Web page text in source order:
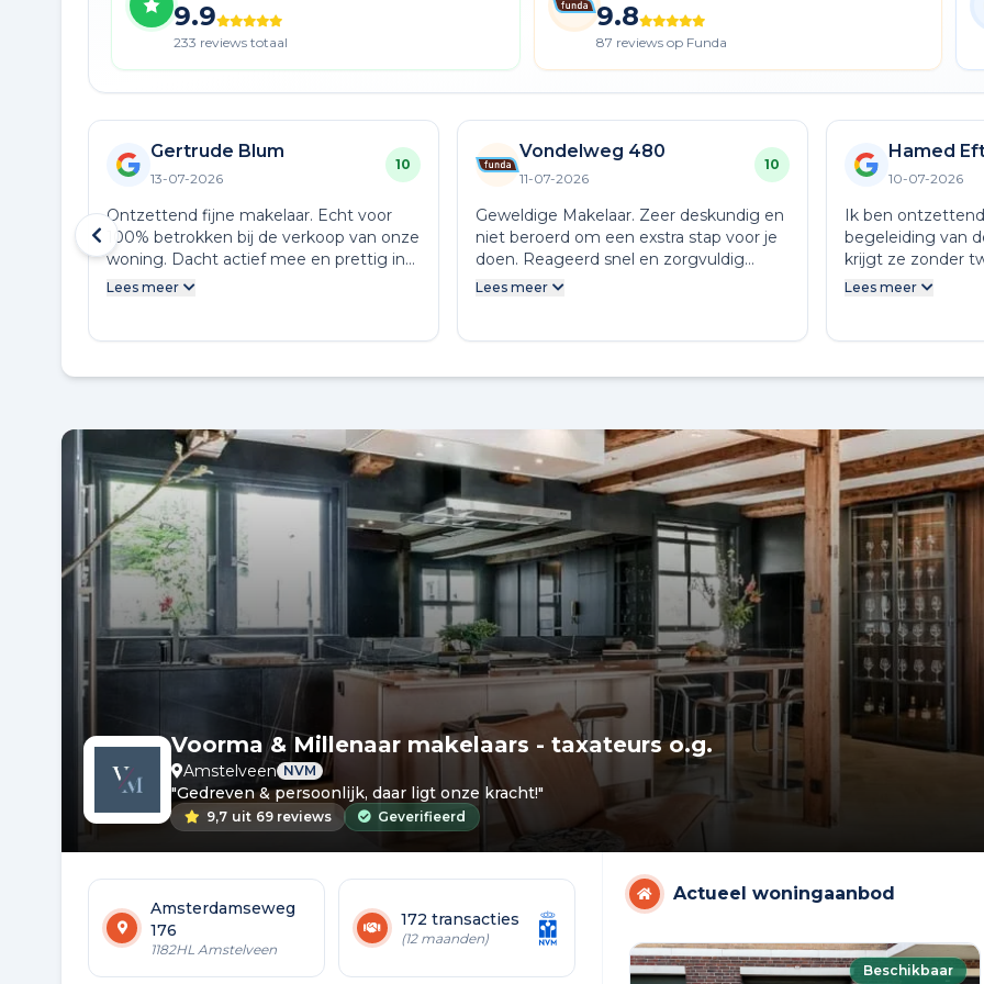
9.9
233 reviews totaal
9.8
87 reviews op Funda
Gertrude Blum
13-07-2026
10
Ontzettend fijne makelaar. Echt voor
100% betrokken bij de verkoop van onze
woning. Dacht actief mee en prettig in
de omgang. Woning succesvol kunnen
Lees meer
Vondelweg 480
11-07-2026
10
Geweldige Makelaar. Zeer deskundig en
niet beroerd om een exstra stap voor je
doen. Reageerd snel en zorgvuldig
Dennis is zijn geld meer dan dubbel
Lees meer
Hamed
10-07-2026
Ik ben
begeleiding van
krijgt ze zonder
het eerste
verhuisd. Vanaf
ervoor dat ik me
hoefde te
andere makelaar
over was. Nadat
zij mijn woning al
bezichtiging te
genoeg over
ervaring. Ze
afspraken na en
voor haar
aanbevelen aan
verkopen. Voor
beste makelaar
omstreken. Heel
Lees meer
Voorma & Millenaar makelaars - taxateurs o.g.
Amstelveen NVM
"Gedreven & persoonlijk, daar ligt onze kracht!"
9,7 uit 69 reviews Geverifieerd
Amsterdamseweg
176
1182HL Amstelveen
172 transacties
(12 maanden)
Actueel woningaanbod
Beschikbaar